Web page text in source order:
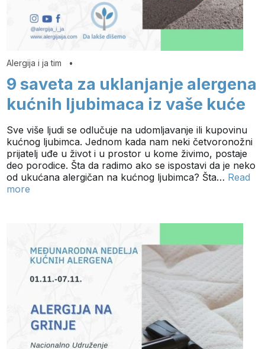
Alergija i ja tim •
9 saveta za uklanjanje alergena
kućnih ljubimaca iz vaše kuće
Sve više ljudi se odlučuje na udomljavanje ili kupovinu
kućnog ljubimca. Jednom kada nam neki četvoronožni
prijatelj uđe u život i u prostor u kome živimo, postaje
deo porodice. Šta da radimo ako se ispostavi da je neko
od ukućana alergičan na kućnog ljubimca? Šta… Read
more